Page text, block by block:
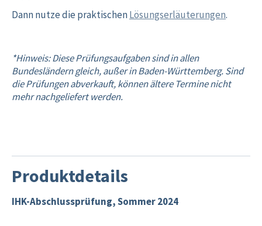
Dann nutze die praktischenLösungserläuterungen.
*Hinweis: Diese Prüfungsaufgaben sind in allen
Bundesländern gleich, außer in Baden-Württemberg. Sind
die Prüfungen abverkauft, können ältere Termine nicht
mehr nachgeliefert werden.
Produktdetails
IHK-Abschlussprüfung, Sommer 2024